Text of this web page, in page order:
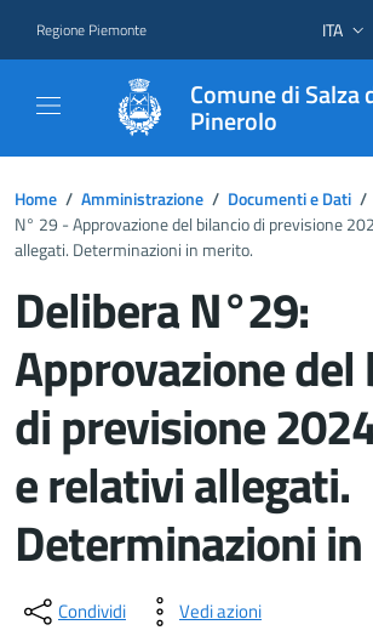
Regione Piemonte ITA
Comune di Salza
Pinerolo
Home / Amministrazione / Documenti e Dati /
N° 29 - Approvazione del bilancio di previsione
allegati. Determinazioni in merito.
Delibera N°29:
Approvazione del
di previsione
e relativi allegati.
Determinazioni
Dettagli del
Condividi Vedi azioni